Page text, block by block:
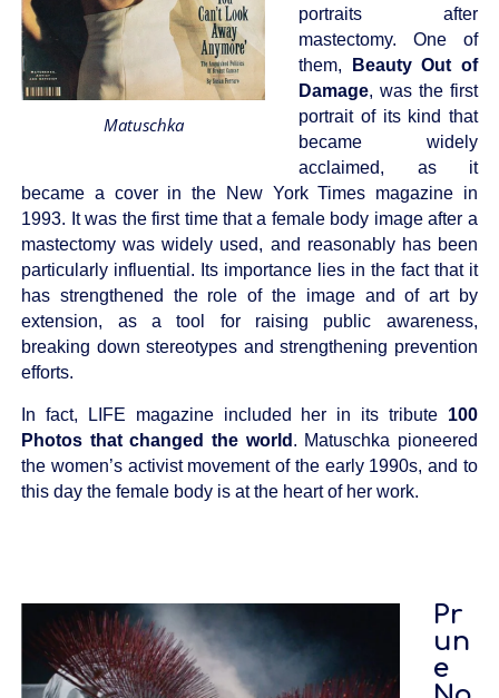
Matuschka
portraits after
mastectomy. One of
them,
Beauty Out of
Damage, was the first
portrait of its kind that
became widely
acclaimed, as it
became a cover in the New York Times magazine in
1993. It was the first time that a female body image after a
mastectomy was widely used, and reasonably has been
particularly influential. Its importance lies in the fact that it
has strengthened the role of the image and of art by
extension, as a tool for raising public awareness,
breaking down stereotypes and strengthening prevention
efforts.
In fact, LIFE magazine included her in its tribute 100
Photos that changed the world . Matuschka pioneered
the women’s activist movement of the early 1990s, and to
this day the female body is at the heart of her work.
Pr
un
e